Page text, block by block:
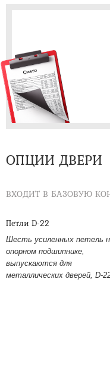
ОПЦИИ ДВЕРИ
ВХОДИТ В БАЗОВУЮ
Петли D-22
Шесть усиленных петель
опорном подшипнике,
выпускаются для
металлических дверей, D-